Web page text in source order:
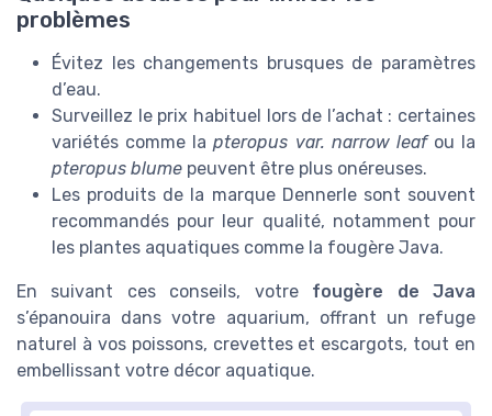
problèmes
Évitez les changements brusques de paramètres
d’eau.
Surveillez le prix habituel lors de l’achat : certaines
variétés comme lapteropus var. narrow leafou la
pteropus blume peuvent être plus onéreuses.
Les produits de la marque Dennerle sont souvent
recommandés pour leur qualité, notamment pour
les plantes aquatiques comme la fougère Java.
En suivant ces conseils, votre fougère de Java
s’épanouira dans votre aquarium, offrant un refuge
naturel à vos poissons, crevettes et escargots, tout en
embellissant votre décor aquatique.